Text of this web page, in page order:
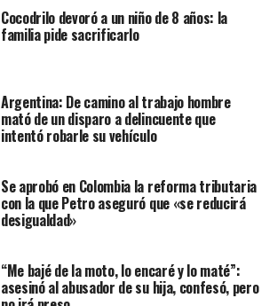
Cocodrilo devoró a un niño de 8 años: la
familia pide sacrificarlo
Argentina: De camino al trabajo hombre
mató de un disparo a delincuente que
intentó robarle su vehículo
Se aprobó en Colombia la reforma tributaria
con la que Petro aseguró que «se reducirá
desigualdad»
“Me bajé de la moto, lo encaré y lo maté”:
asesinó al abusador de su hija, confesó, pero